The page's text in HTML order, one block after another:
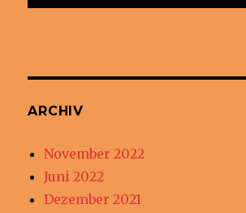
ARCHIV
November 2022
Juni 2022
Dezember 2021